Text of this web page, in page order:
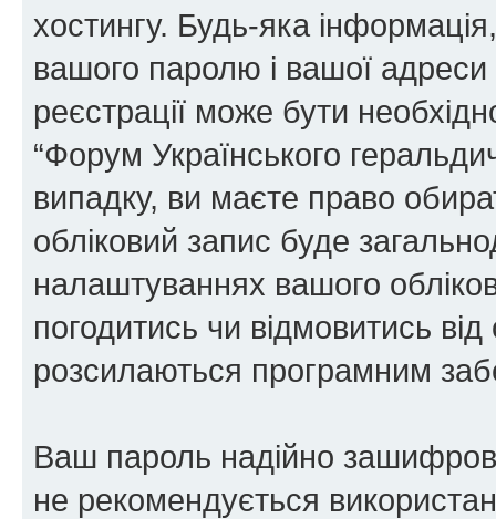
хостингу. Будь-яка
вашого паролю і вашої адреси
реєстрації може бути
“Форум Українського
випадку, ви маєте право
обліковий запис буде
налаштуваннях вашого
погодитись чи відмовитись
розсилаються програмним
Ваш пароль надійно
не рекомендується